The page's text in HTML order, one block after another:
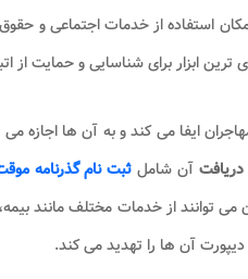
استفاده از خدمات اجتماعی و
ابزار برای شناسایی و حمایت از
ایفا می کند و به آن ها اجازه می
دریافتآن شامل ثبت نام گذرنامه
می توانند از خدمات مختلف مانند
آن ها را تهدید می کند.